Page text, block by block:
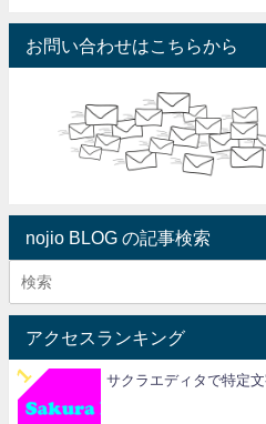
お問い合わせはこちらから
nojio BLOG の記事検索
アクセスランキング
サクラエディタで特定